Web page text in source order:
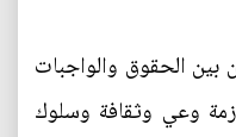
بين الحقوق والواجبات
وعي وثقافة وسلوك